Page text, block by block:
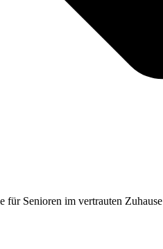
für Senioren im vertrauten Zuhause